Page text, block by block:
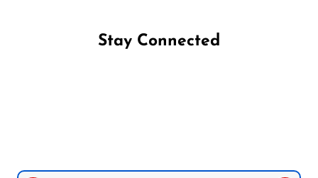
Stay Connected